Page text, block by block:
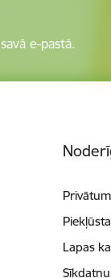
e-pastā.
Lapas